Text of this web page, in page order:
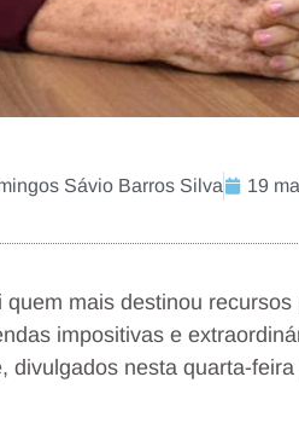
Sávio Barros Silva 19
mais destinou
impositivas e
divulgados nesta quarta-